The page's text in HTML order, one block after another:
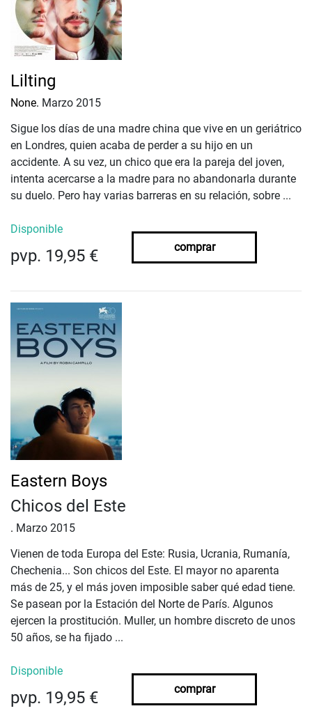
Lilting
None. Marzo 2015
Sigue los días de una madre china que vive en un geriátrico
en Londres, quien acaba de perder a su hijo en un
accidente. A su vez, un chico que era la pareja del joven,
intenta acercarse a la madre para no abandonarla durante
su duelo. Pero hay varias barreras en su relación, sobre ...
Disponible
pvp. 19,95 € comprar
Eastern Boys
Chicos del Este
. Marzo 2015
Vienen de toda Europa del Este: Rusia, Ucrania, Rumanía,
Chechenia... Son chicos del Este. El mayor no aparenta
más de 25, y el más joven imposible saber qué edad tiene.
Se pasean por la Estación del Norte de París. Algunos
ejercen la prostitución. Muller, un hombre discreto de unos
50 años, se ha fijado ...
Disponible
pvp. 19,95 € comprar